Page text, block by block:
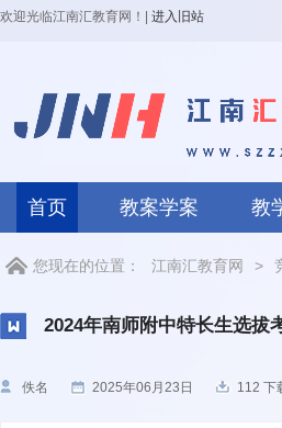
欢迎光临江南汇教育网！ 进入旧站
首页 教案学案 教
您现在的位置： 江南汇教育网 >
2024年南师附中特长生选拔
佚名 2025年06月23日 112 下